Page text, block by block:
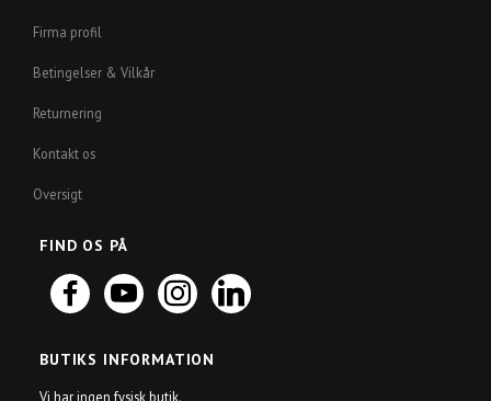
Firma profil
Betingelser & Vilkår
Returnering
Kontakt os
Oversigt
FIND OS PÅ
BUTIKS INFORMATION
Vi har ingen fysisk butik.